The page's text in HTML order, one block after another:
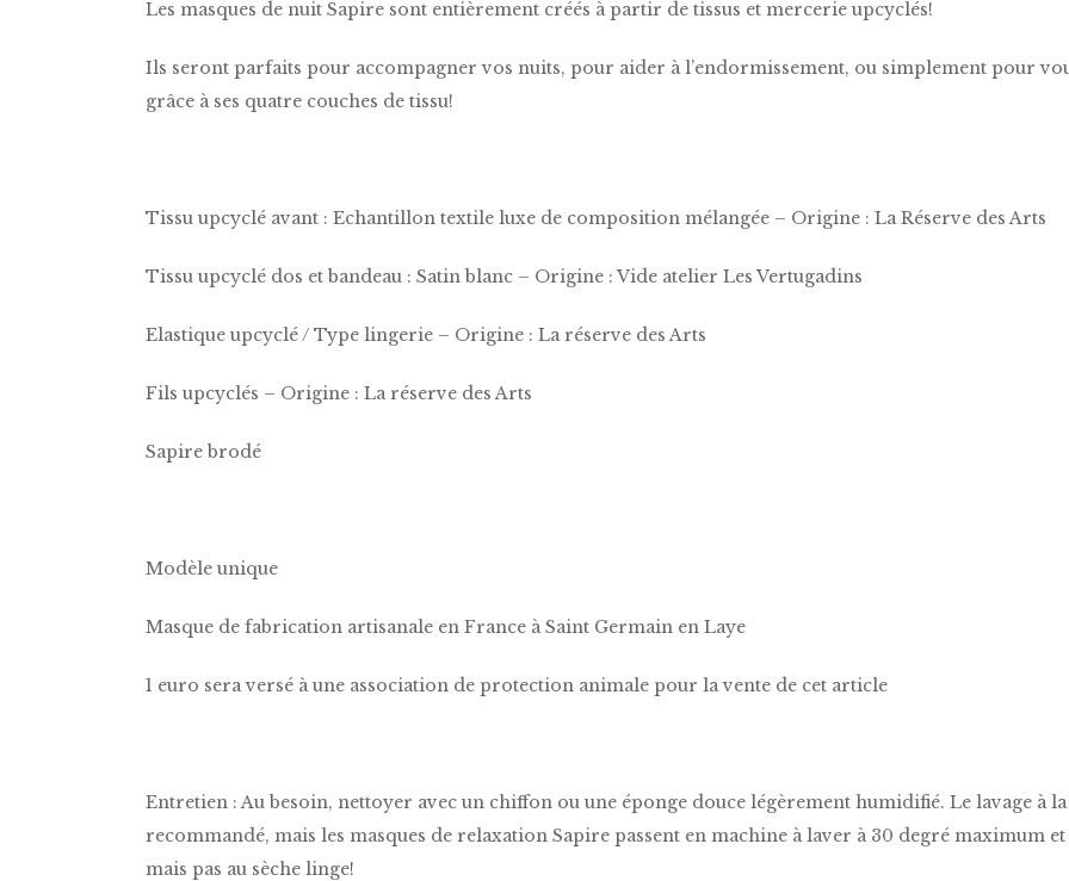
Les masques de nuit Sapire sont entièrement créés à partir de tissus et mercerie upcyclés!
Ils seront parfaits pour accompagner vos nuits, pour aider à l’endormissement, ou simplement pour
grâce à ses quatre couches de tissu!
Tissu upcyclé avant : Echantillon textile luxe de composition mélangée – Origine : La Réserve des Arts
Tissu upcyclé dos et bandeau : Satin blanc – Origine : Vide atelier Les Vertugadins
Elastique upcyclé / Type lingerie – Origine : La réserve des Arts
Fils upcyclés – Origine : La réserve des Arts
Sapire brodé
Modèle unique
Masque de fabrication artisanale en France à Saint Germain en Laye
1 euro sera versé à une association de protection animale pour la vente de cet article
Entretien : Au besoin, nettoyer avec un chiffon ou une éponge douce légèrement humidifié. Le lavage à
recommandé, mais les masques de relaxation Sapire passent en machine à laver à 30 degré maximum
mais pas au sèche linge!